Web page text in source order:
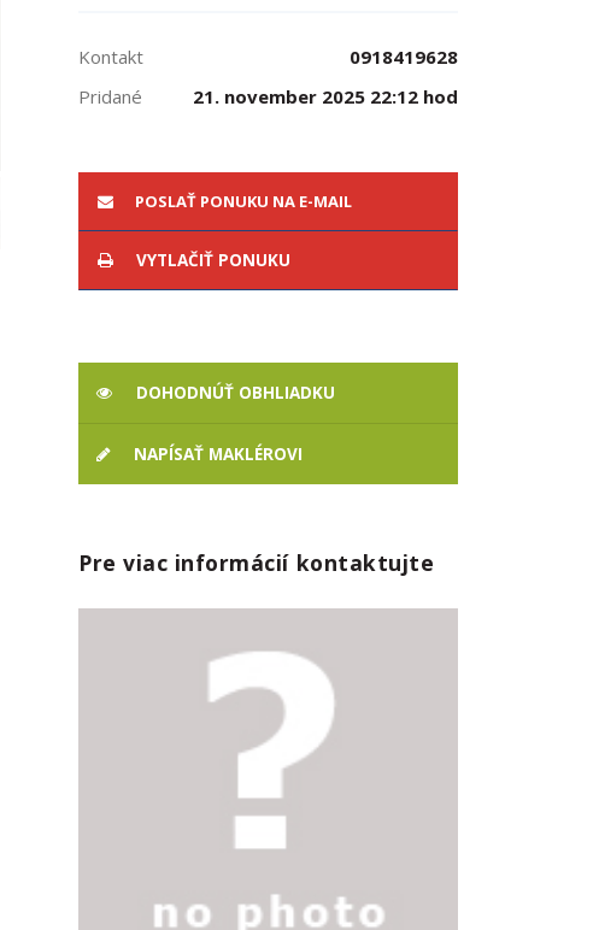
Kontakt
0918419628
Pridané
21. november 2025 22:12 hod
POSLAŤ PONUKU NA E-MAIL
VYTLAČIŤ PONUKU
DOHODNÚŤ OBHLIADKU
NAPÍSAŤ MAKLÉROVI
Pre viac informácií kontaktujte